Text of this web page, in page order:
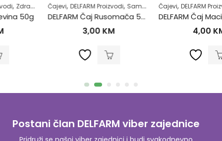
,Šećerna bolest-dijabetes,Superhrana,Zdrav život
Čajevi,DELFARM Proizvodi,Samoliječenje ,Zdrav život,Žensko zdravlje
DELFARM Čaj Rusomača 50g
Čajevi,DELFARM Proizvodi,Plodnost
DELFARM Čaj Macina Trava – Očajnica 50g
Postani član DELFARM viber zajednice